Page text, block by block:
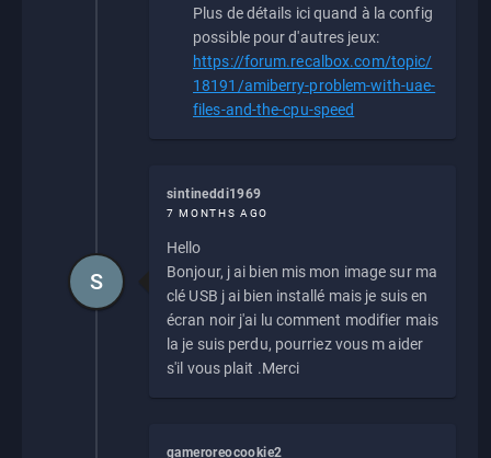
Plus de détails ici quand à la config
possible pour d'autres jeux:
https://forum.recalbox.com/topic/
18191/amiberry-problem-with-uae-
files-and-the-cpu-speed
sintineddi1969
7 MONTHS AGO
Hello
Bonjour, j ai bien mis mon image sur ma
clé USB j ai bien installé mais je suis en
écran noir j'ai lu comment modifier mais
la je suis perdu, pourriez vous m aider
s'il vous plait .Merci
S
gameroreocookie2